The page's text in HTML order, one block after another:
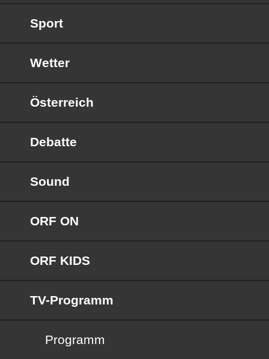
Sport
Wetter
Österreich
Debatte
Sound
ORF ON
ORF KIDS
TV-Programm
Programm